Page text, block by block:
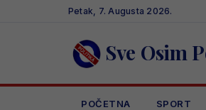
Petak, 7. Augusta 2026.
Sve Osim
POČETNA SPORT